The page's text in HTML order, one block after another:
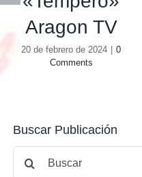
Aragon TV
20 de febrero de 2024
0
Comments
Buscar Publicación
Buscar: